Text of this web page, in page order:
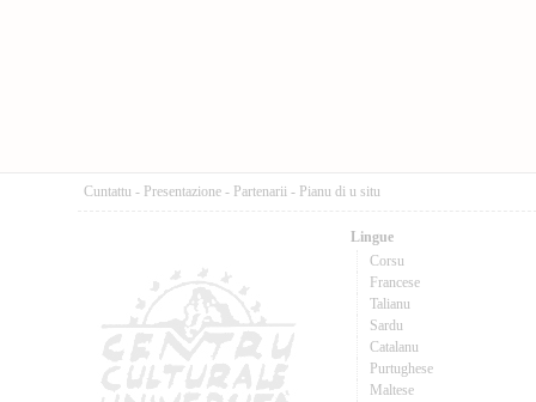
Cuntattu - Presentazione - Partenarii - Pianu di u situ
Lingue
Corsu
Francese
Talianu
Sardu
Catalanu
Purtughese
Maltese